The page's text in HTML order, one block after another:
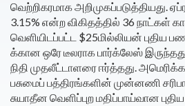
வெற்றிகரமாக அறிமுகப்படுத்தியது.
3.15% என்ற விகிதத்தில் 36 நாட்கள்
வெளியிடப்பட்ட $25மில்லியன் புதிய
க்கான ஒரே டீலராக பார்க்லேஸ்
நிதி முதலீட்டாளரை ஈர்த்தது.
பசுமைப் பத்திரங்களின் முன்னணி
சுயாதீன வெளிப்புற மதிப்பாய்வான